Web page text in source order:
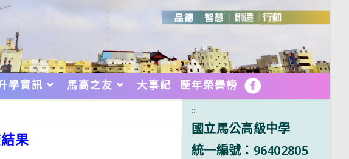
學資訊 馬高之友 大事紀 歷年榮譽榜 FB
果
:::
國立馬公高級中學
統一編號：96402805